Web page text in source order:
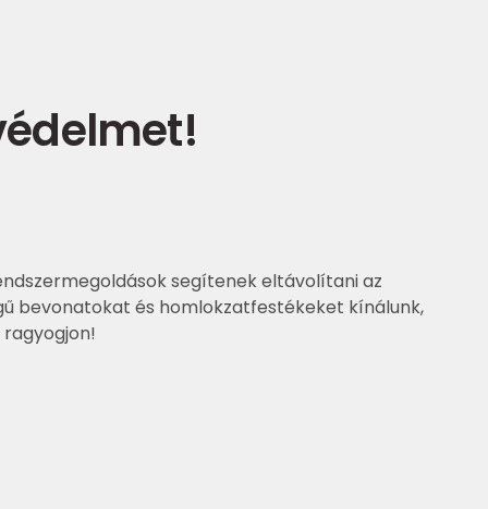
segítenek eltávolítani az
bevonatokat és homlokzatfestékeket kínálunk,